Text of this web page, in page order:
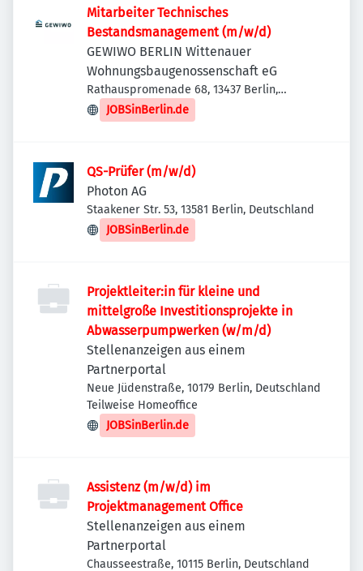
Mitarbeiter Technisches
Bestandsmanagement (m/w/d)
GEWIWO BERLIN Wittenauer
Wohnungsbaugenossenschaft eG
Rathauspromenade 68, 13437 Berlin,
Deutschland
JOBSinBerlin.de
QS-Prüfer (m/w/d)
Photon AG
Staakener Str. 53, 13581 Berlin, Deutschland
JOBSinBerlin.de
Projektleiter:in für kleine und
mittelgroße Investitionsprojekte in
Abwasserpumpwerken (w/m/d)
Stellenanzeigen aus einem
Partnerportal
Neue Jüdenstraße, 10179 Berlin, Deutschland
Teilweise Homeoffice
JOBSinBerlin.de
Assistenz (m/w/d) im
Projektmanagement Office
Stellenanzeigen aus einem
Partnerportal
Chausseestraße, 10115 Berlin, Deutschland